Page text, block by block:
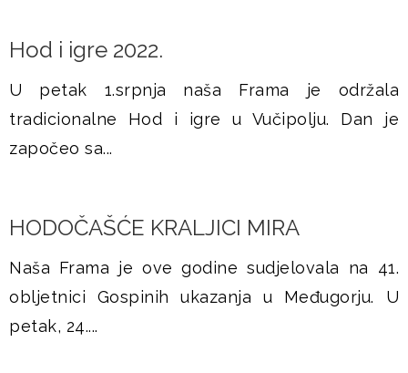
Hod i igre 2022.
U petak 1.srpnja naša Frama je održala
tradicionalne Hod i igre u Vučipolju. Dan je
započeo sa...
HODOČAŠĆE KRALJICI MIRA
Naša Frama je ove godine sudjelovala na 41.
obljetnici Gospinih ukazanja u Međugorju. U
petak, 24....